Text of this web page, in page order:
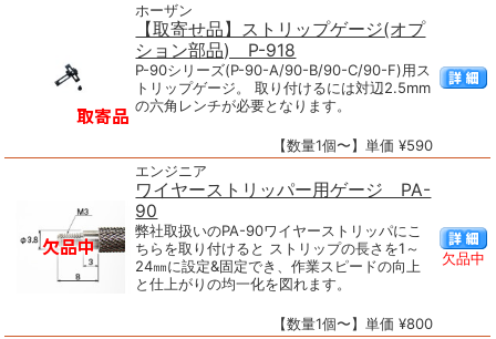
ホーザン
【取寄せ品】ストリップゲージ(オプ
ション部品) P-918
P-90シリーズ(P-90-A/90-B/90-C/90-F)用ス
トリップゲージ。 取り付けるには対辺2.5mm
の六角レンチが必要となります。
【数量1個〜】単価 ¥590
エンジニア
ワイヤーストリッパー用ゲージ PA-
90
弊社取扱いのPA-90ワイヤーストリッパにこ
ちらを取り付けると ストリップの長さを1～
24㎜に設定&固定でき、作業スピードの向上
と仕上がりの均一化を図れます。
【数量1個〜】単価 ¥800
欠品中